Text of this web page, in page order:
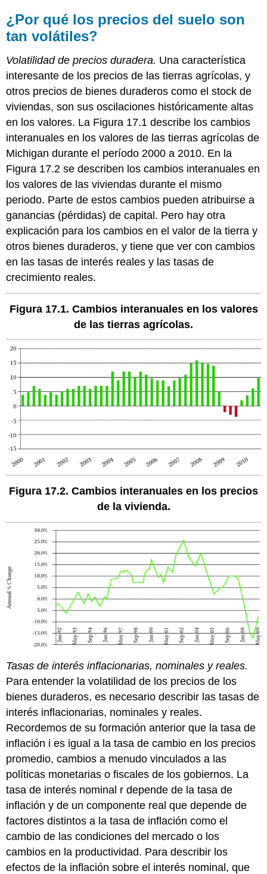
¿Por qué los precios del suelo son
tan volátiles?
Volatilidad de precios duradera. Una característica
interesante de los precios de las tierras agrícolas, y
otros precios de bienes duraderos como el stock de
viviendas, son sus oscilaciones históricamente altas
en los valores. La Figura 17.1 describe los cambios
interanuales en los valores de las tierras agrícolas de
Michigan durante el período 2000 a 2010. En la
Figura 17.2 se describen los cambios interanuales en
los valores de las viviendas durante el mismo
periodo. Parte de estos cambios pueden atribuirse a
ganancias (pérdidas) de capital. Pero hay otra
explicación para los cambios en el valor de la tierra y
otros bienes duraderos, y tiene que ver con cambios
en las tasas de interés reales y las tasas de
crecimiento reales.
Figura 17.1. Cambios interanuales en los valores
de las tierras agrícolas.
Figura 17.2. Cambios interanuales en los precios
de la vivienda.
Tasas de interésinflacionarias, nominales yreales.
Para entender la volatilidad de los precios de los
bienes duraderos, es necesario describir las tasas de
interés inflacionarias, nominales y reales.
Recordemos de su formación anterior que la tasa de
inflación i es igual a la tasa de cambio en los precios
promedio, cambios a menudo vinculados a las
políticas monetarias o fiscales de los gobiernos. La
tasa de interés nominal r depende de la tasa de
inflación y de un componente real que depende de
factores distintos a la tasa de inflación como el
cambio de las condiciones del mercado o los
cambios en la productividad. Para describir los
efectos de la inflación sobre el interés nominal, que